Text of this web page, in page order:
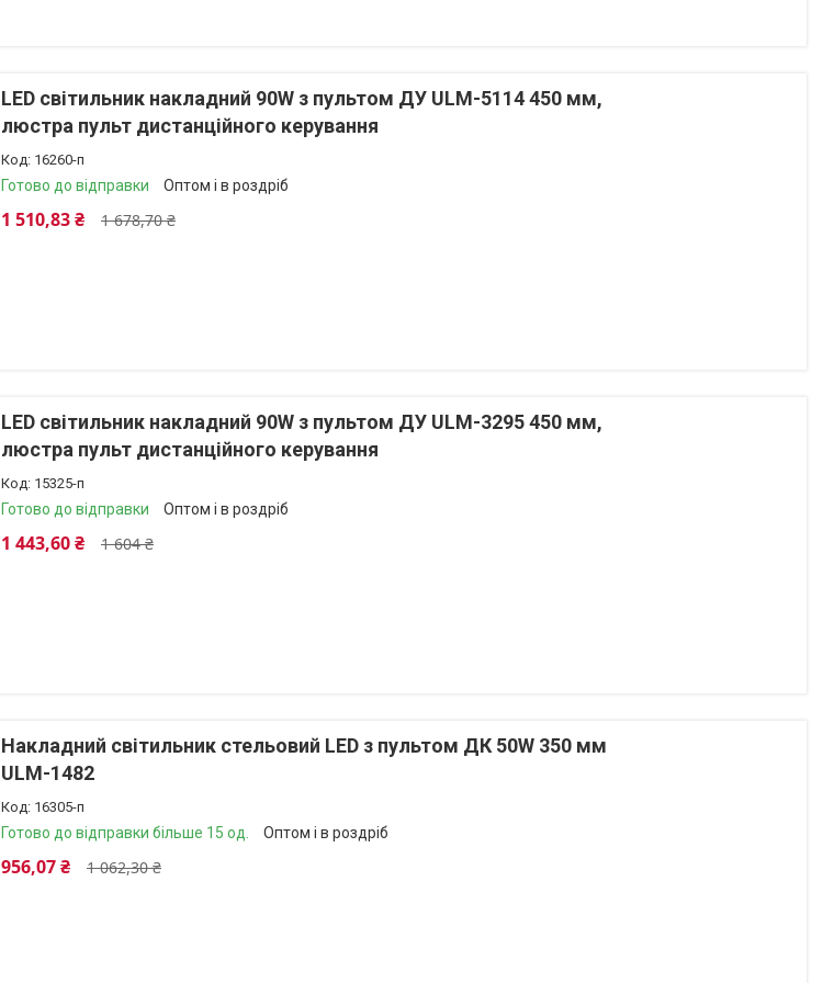
LED світильник накладний 90W з пультом ДУ ULM-5114 450 мм,
люстра пульт дистанційного керування
16260-п
Готово до відправки Оптом і в роздріб
1 678,70 ₴
1 510,83 ₴
LED світильник накладний 90W з пультом ДУ ULM-3295 450 мм,
люстра пульт дистанційного керування
15325-п
Готово до відправки Оптом і в роздріб
1 604 ₴
1 443,60 ₴
Накладний світильник стельовий LED з пультом ДК 50W 350 мм
ULM-1482
16305-п
Готово до відправки більше 15 од. Оптом і в роздріб
1 062,30 ₴
956,07 ₴